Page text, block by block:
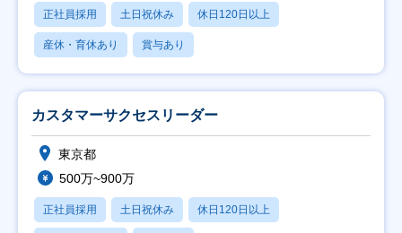
正社員採用 土日祝休み 休日120日以上
産休・育休あり 賞与あり
カスタマーサクセスリーダー
東京都
500万~900万
正社員採用 土日祝休み 休日120日以上